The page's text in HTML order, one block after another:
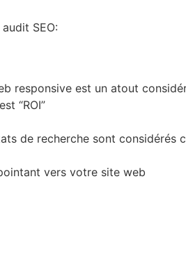
SEO:
responsive est un atout
“ROI”
de recherche sont
vers votre site web